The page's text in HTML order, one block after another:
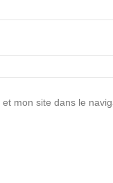
mon site dans le